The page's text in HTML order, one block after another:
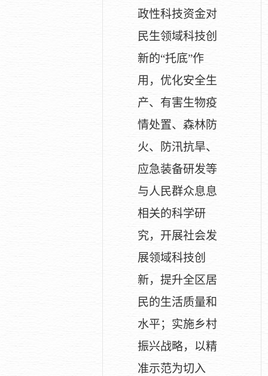
政性科技资金对
民生领域科技创
新的“托底”作
用，优化安全生
产、有害生物疫
情处置、森林防
火、防汛抗旱、
应急装备研发等
与人民群众息息
相关的科学研
究，开展社会发
展领域科技创
新，提升全区居
民的生活质量和
水平；实施乡村
振兴战略，以精
准示范为切入